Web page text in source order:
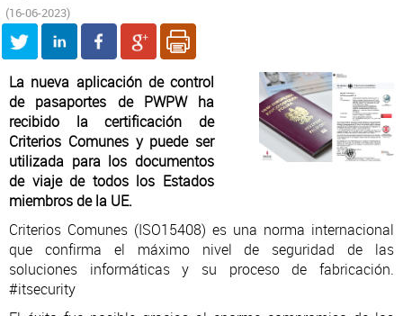
(16-06-2023)
La nueva aplicación de control
de pasaportes de PWPW ha
recibido la certificación de
Criterios Comunes y puede ser
utilizada para los documentos
de viaje de todos los Estados
miembros de la UE.
Criterios Comunes (ISO15408) es una norma internacional
que confirma el máximo nivel de seguridad de las
soluciones informáticas y su proceso de fabricación.
#itsecurity